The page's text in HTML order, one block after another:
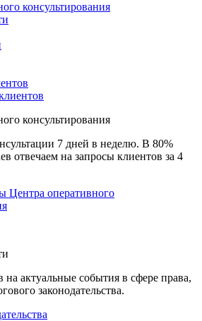
консультирования
консультирования
7 дней в неделю. В 80%
отвечаем на запросы клиентов за 4
Центра оперативного
на актуальные события в сфере права,
законодательства.